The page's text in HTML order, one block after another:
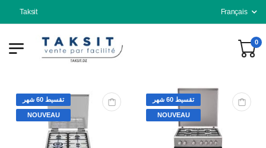
Taksit Français
0
تقسيط 60 شهر
NOUVEAU
تقسيط 60 شهر
NOUVEAU